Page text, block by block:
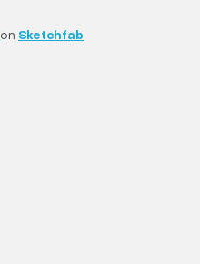
on Sketchfab